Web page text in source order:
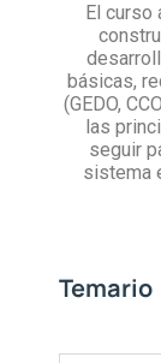
El curso
básicas,
(GEDO,
las
seguir
sistema
Temario